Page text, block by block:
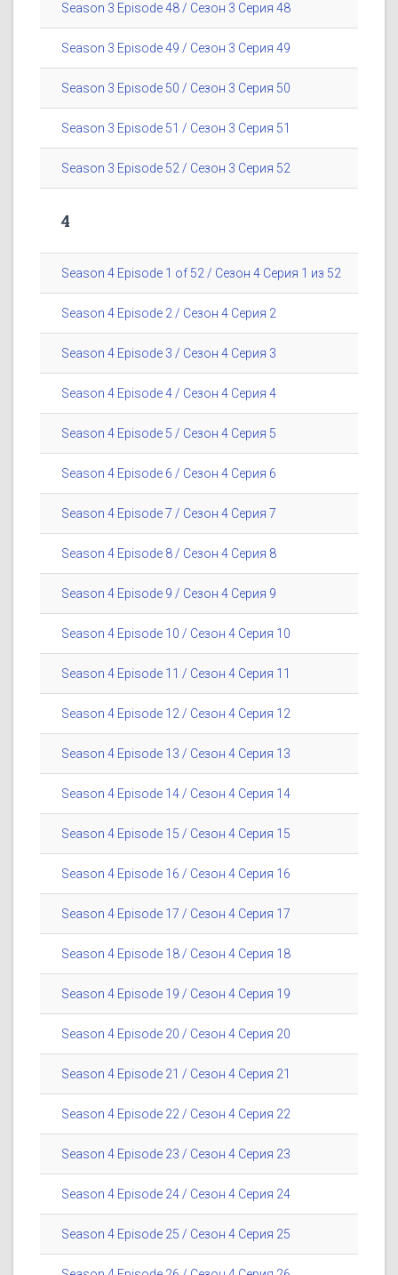
Season 3 Episode 48 / Сезон 3 Серия 48
Season 3 Episode 49 / Сезон 3 Серия 49
Season 3 Episode 50 / Сезон 3 Серия 50
Season 3 Episode 51 / Сезон 3 Серия 51
Season 3 Episode 52 / Сезон 3 Серия 52
4
Season 4 Episode 1 of 52 / Сезон 4 Серия 1 из 52
Season 4 Episode 2 / Сезон 4 Серия 2
Season 4 Episode 3 / Сезон 4 Серия 3
Season 4 Episode 4 / Сезон 4 Серия 4
Season 4 Episode 5 / Сезон 4 Серия 5
Season 4 Episode 6 / Сезон 4 Серия 6
Season 4 Episode 7 / Сезон 4 Серия 7
Season 4 Episode 8 / Сезон 4 Серия 8
Season 4 Episode 9 / Сезон 4 Серия 9
Season 4 Episode 10 / Сезон 4 Серия 10
Season 4 Episode 11 / Сезон 4 Серия 11
Season 4 Episode 12 / Сезон 4 Серия 12
Season 4 Episode 13 / Сезон 4 Серия 13
Season 4 Episode 14 / Сезон 4 Серия 14
Season 4 Episode 15 / Сезон 4 Серия 15
Season 4 Episode 16 / Сезон 4 Серия 16
Season 4 Episode 17 / Сезон 4 Серия 17
Season 4 Episode 18 / Сезон 4 Серия 18
Season 4 Episode 19 / Сезон 4 Серия 19
Season 4 Episode 20 / Сезон 4 Серия 20
Season 4 Episode 21 / Сезон 4 Серия 21
Season 4 Episode 22 / Сезон 4 Серия 22
Season 4 Episode 23 / Сезон 4 Серия 23
Season 4 Episode 24 / Сезон 4 Серия 24
Season 4 Episode 25 / Сезон 4 Серия 25